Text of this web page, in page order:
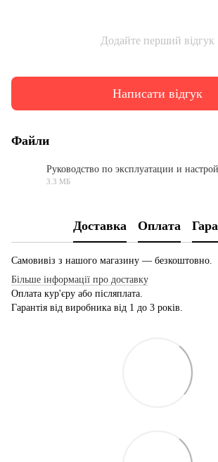
Додайте перший відгук
Написати відгук
Файли
Руководство по эксплуатации и
3.3 МБ
Доставка Оплата
Самовивіз з нашого магазину — безкоштовно.
Більше інформації про доставку
Оплата кур'єру або післяплата.
Гарантія від виробника від 1 до 3 років.